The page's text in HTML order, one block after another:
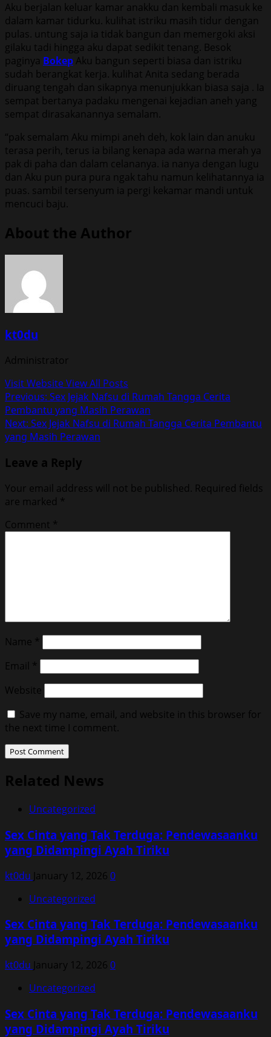
Aku berjalan keluar kamar anakku dan kembali masuk ke
dalam kamar tidurku. kulihat istriku masih tidur dengan
pulas. untung saja ia tidak bangun dan memergoki aksi
gilaku tadi hingga aku dapat sedikit tenang. Besok
paginya Bokep Aku bangun seperti biasa dan istriku
sudah berangkat kerja. kulihat Anita sedang berada
diruang tengah dan sikapnya menunjukkan biasa saja . Ia
sempat bertanya padaku mengenai kejadian aneh yang
sempat dirasakanannya semalam.
“pak semalam Aku mimpi aneh deh, kok lain dan anuku
terasa perih, terus ia bilang kenapa ada warna merah ya
pak di paha dan dalam celananya. ia nanya dengan lugu
dan Aku pun pura pura ngak tahu namun kelihatannya ia
puas. sambil tersenyum ia pergi kekamar mandi untuk
mencuci baju.
About the Author
kt0du
Administrator
Visit WebsiteView All Posts
Post
navigation
Previous: Sex Jejak Nafsu di Rumah Tangga Cerita
Pembantu yang Masih Perawan
Next: Sex Jejak Nafsu di Rumah Tangga Cerita Pembantu
yang Masih Perawan
Leave a Reply
Your email address will not be published. Required fields
are marked *
Comment *
Name *
Email
*
Website
Save my name, email, and website in this browser for
the next time I comment.
Related News
Uncategorized
Sex Cinta yang Tak Terduga: Pendewasaanku
yang Didampingi Ayah Tiriku
kt0du January 12, 2026 0
Uncategorized
Sex Cinta yang Tak Terduga: Pendewasaanku
yang Didampingi Ayah Tiriku
kt0du January 12, 2026 0
Uncategorized
Sex Cinta yang Tak Terduga: Pendewasaanku
yang Didampingi Ayah Tiriku